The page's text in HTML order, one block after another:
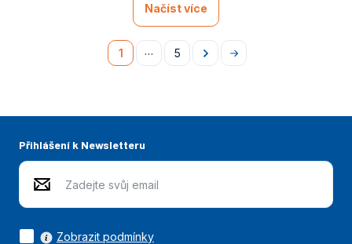
Načíst více
1 … 5
Následující
Na
Přihlášení k Newsletteru
Zobrazit podmínky